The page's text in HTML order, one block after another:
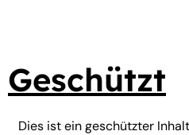
Geschützt
Dies ist ein geschützter